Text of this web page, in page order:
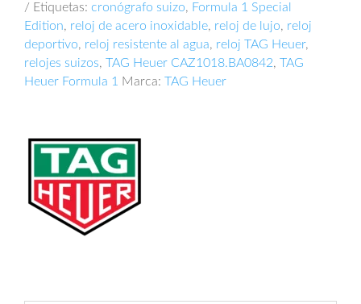
Etiquetas: cronógrafo suizo, Formula 1 Special
Edition, reloj de acero inoxidable, reloj de lujo, reloj
deportivo, reloj resistente al agua, reloj TAG Heuer,
relojes suizos, TAG Heuer CAZ1018.BA0842, TAG
Heuer Formula 1 Marca: TAG Heuer